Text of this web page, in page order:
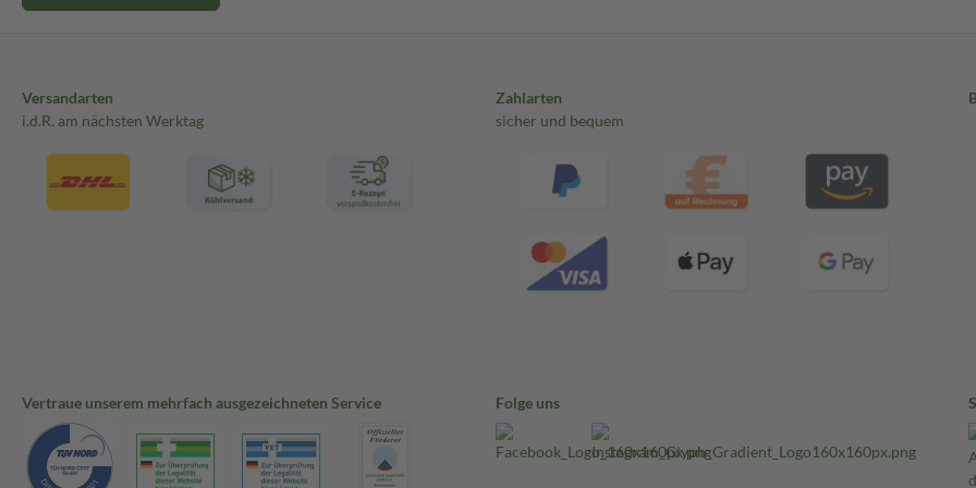
Versandarten
i.d.R. am nächsten Werktag
Zahlarten
sicher und bequem
Vertraue unserem mehrfach ausgezeichneten Service Folge uns